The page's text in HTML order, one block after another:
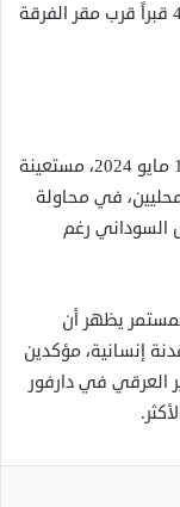
مقبرة جديدة في حي الدرجة تضم 30 قبراً، و40 قبراً قرب مقر الفرقة
تشن الدعم السريع هجمات على الفاشر منذ 11 مايو 2024، مستعينة
في محاولة
السوداني رغم
يظهر أن
إنسانية، مؤكدين
العرقي في دارفور